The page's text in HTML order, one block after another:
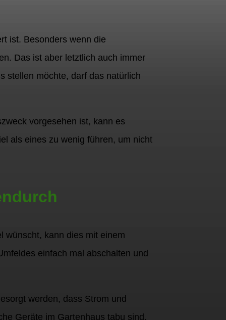
ist. Besonders wenn die
Das ist aber letztlich auch immer
stellen möchte, darf das natürlich
vorgesehen ist, kann es
als eines zu wenig führen, um nicht
wünscht, kann dies mit einem
einfach mal abschalten und
werden, dass Strom und
Geräte im Gartenhaus tabu sind,